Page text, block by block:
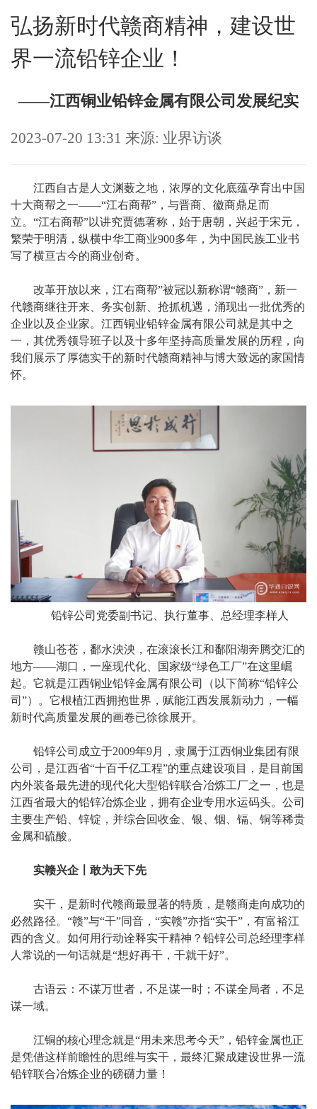
弘扬新时代赣商精神，建设世
界一流铅锌企业！
——江西铜业铅锌金属有限公司发展纪实
2023-07-20 13:31 来源: 业界访谈
江西自古是人文渊薮之地，浓厚的文化底蕴孕育出中国
十大商帮之一——“江右商帮”，与晋商、徽商鼎足而
立。“江右商帮”以讲究贾德著称，始于唐朝，兴起于宋元，
繁荣于明清，纵横中华工商业900多年，为中国民族工业书
写了横亘古今的商业创奇。
改革开放以来，江右商帮”被冠以新称谓“赣商”，新一
代赣商继往开来、务实创新、抢抓机遇，涌现出一批优秀的
企业以及企业家。江西铜业铅锌金属有限公司就是其中之
一，其优秀领导班子以及十多年坚持高质量发展的历程，向
我们展示了厚德实干的新时代赣商精神与博大致远的家国情
怀。
铅锌公司党委副书记、执行董事、总经理李样人
赣山苍苍，鄱水泱泱，在滚滚长江和鄱阳湖奔腾交汇的
地方——湖口，一座现代化、国家级“绿色工厂”在这里崛
起。它就是江西铜业铅锌金属有限公司（以下简称“铅锌公
司”）。它根植江西拥抱世界，赋能江西发展新动力，一幅
新时代高质量发展的画卷已徐徐展开。
铅锌公司成立于2009年9月，隶属于江西铜业集团有限
公司，是江西省“十百千亿工程”的重点建设项目，是目前国
内外装备最先进的现代化大型铅锌联合冶炼工厂之一，也是
江西省最大的铅锌冶炼企业，拥有企业专用水运码头。公司
主要生产铅、锌锭，并综合回收金、银、铟、镉、铜等稀贵
金属和硫酸。
实赣兴企〡敢为天下先
实干，是新时代赣商最显著的特质，是赣商走向成功的
必然路径。“赣”与“干”同音，“实赣”亦指“实干”，有富裕江
西的含义。如何用行动诠释实干精神？铅锌公司总经理李样
人常说的一句话就是“想好再干，干就干好”。
古语云：不谋万世者，不足谋一时；不谋全局者，不足
谋一域。
江铜的核心理念就是“用未来思考今天”，铅锌金属也正
是凭借这样前瞻性的思维与实干，最终汇聚成建设世界一流
铅锌联合冶炼企业的磅礴力量！